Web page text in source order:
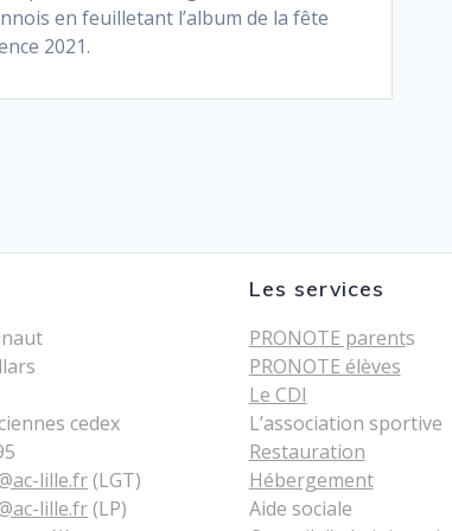
en feuilletant l’album de la fête
2021.
cedex
lille.fr(LGT)
lille.fr(LP)
Les services
PRONOTE parents
PRONOTE élèves
Le CDI
L’association sportive
Restauration
Hébergement
Aide sociale